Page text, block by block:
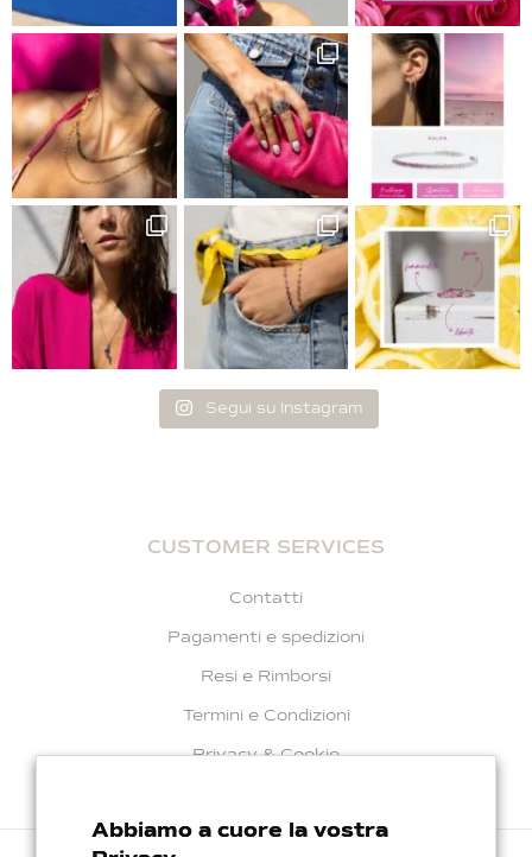
Segui su Instagram
CUSTOMER SERVICES
Contatti
Pagamenti e spedizioni
Resi e Rimborsi
Termini e Condizioni
Privacy & Cookie
Abbiamo a cuore la vostra